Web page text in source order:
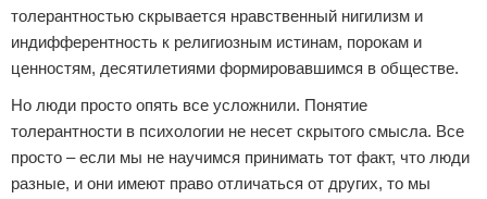
толерантностью скрывается нравственный нигилизм и
индифферентность к религиозным истинам, порокам и
ценностям, десятилетиями формировавшимся в обществе.
Но люди просто опять все усложнили. Понятие
толерантности в психологии не несет скрытого смысла. Все
просто – если мы не научимся принимать тот факт, что люди
разные, и они имеют право отличаться от других, то мы